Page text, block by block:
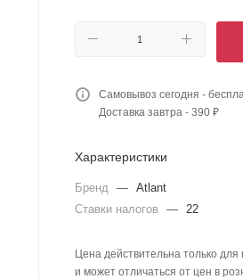
Самовывоз сегодня -
Доставка завтра - 390 ₽
Характеристики
Бренд — Atlant
Ставки налогов
— 22
Цена действительна только для
и может отличаться от цен в